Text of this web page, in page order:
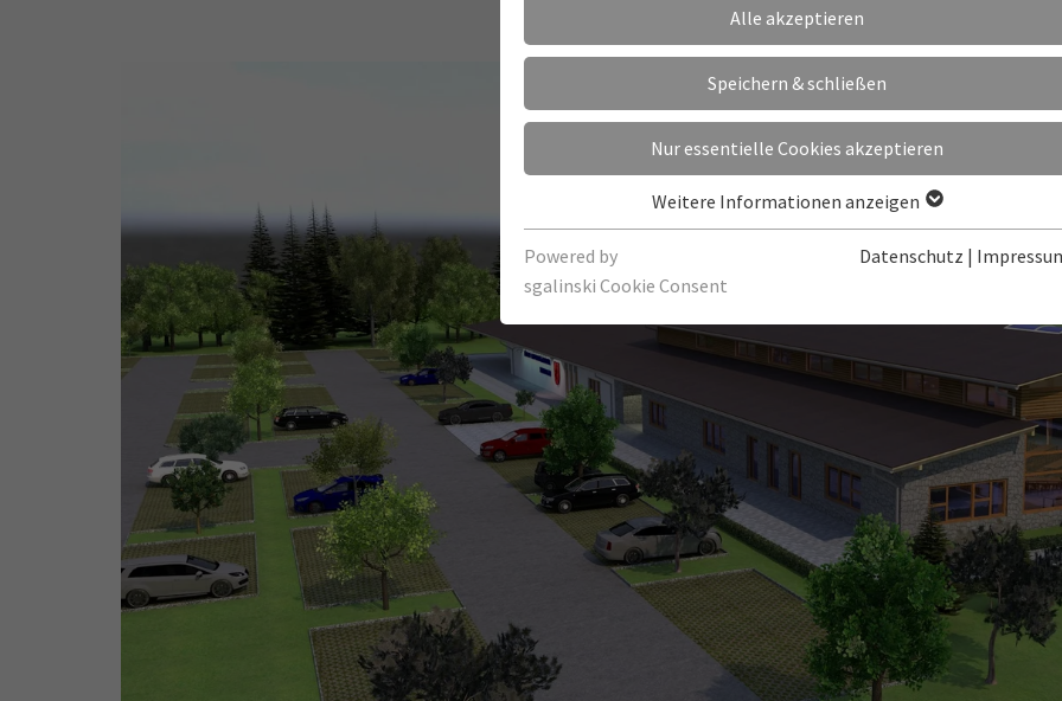
Alle akzeptieren
Speichern & schließen
Nur essentielle Cookies akzeptieren
Weitere Informationen anzeigen
Powered by
sgalinski Cookie Consent
Datenschutz |
BÜRGER- UND VEREINSZENTRUM